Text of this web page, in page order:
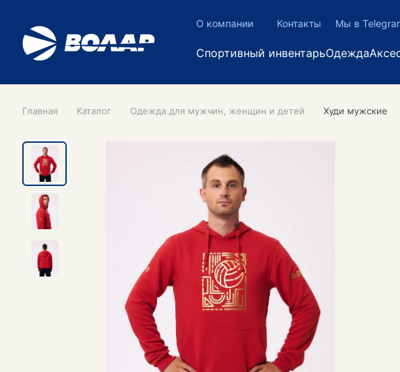
О компании Контакты Мы в
Спортивный инвентарьОдежда
Главная Каталог Одежда для мужчин, женщин и детей Худи мужские